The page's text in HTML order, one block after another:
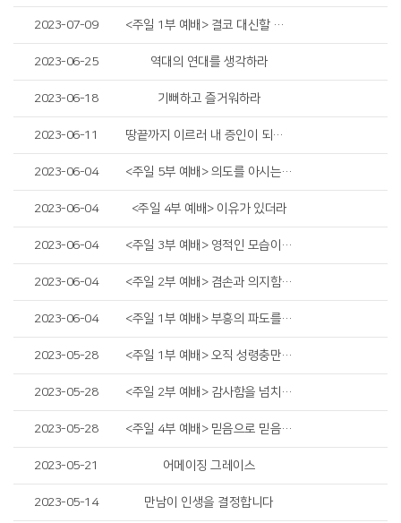
2023-07-09 <주일 1부 예배> 결코 대신할 수 없는것
2023-06-25 역대의 연대를 생각하라
2023-06-18 기뻐하고 즐거워하라
2023-06-11 땅끝까지 이르러 내 증인이 되리라
2023-06-04 <주일 5부 예배> 의도를 아시는 주님, 필요를 채우시는 하나님
2023-06-04 <주일 4부 예배> 이유가 있더라
2023-06-04 <주일 3부 예배> 영적인 모습이 깊어져야 승리입니다
2023-06-04 <주일 2부 예배> 겸손과 의지함으로
2023-06-04 <주일 1부 예배> 부흥의 파도를 소망하라
2023-05-28 <주일 1부 예배> 오직 성령충만함을 받으라
2023-05-28 <주일 2부 예배> 감사함을 넘치게 하라
2023-05-28 <주일 4부 예배> 믿음으로 믿음으로
2023-05-21 어메이징 그레이스
2023-05-14 만남이 인생을 결정합니다